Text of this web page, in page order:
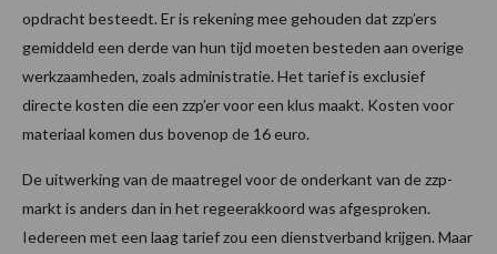
opdracht besteedt. Er is rekening mee gehouden dat zzp’ers
gemiddeld een derde van hun tijd moeten besteden aan overige
werkzaamheden, zoals administratie. Het tarief is exclusief
directe kosten die een zzp’er voor een klus maakt. Kosten voor
materiaal komen dus bovenop de 16 euro.
De uitwerking van de maatregel voor de onderkant van de zzp-
markt is anders dan in het regeerakkoord was afgesproken.
Iedereen met een laag tarief zou een dienstverband krijgen. Maar